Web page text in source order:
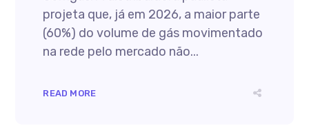
projeta que, já em 2026, a maior parte
(60%) do volume de gás movimentado
na rede pelo mercado não...
READ MORE